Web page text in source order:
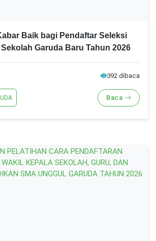
Baik bagi Pendaftar Seleksi
Garuda Baru Tahun 2026
392 dibaca
Baca